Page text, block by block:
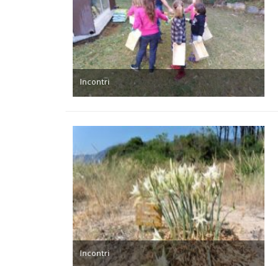
Incontri
Incontri